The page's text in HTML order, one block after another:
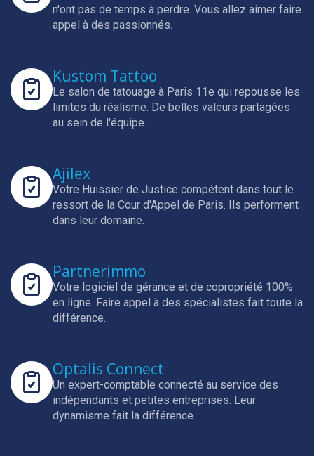
n'ont pas de temps à perdre. Vous allez aimer faire
appel à des passionnés.
Kustom Tattoo
Le salon de tatouage à Paris 11e qui repousse les
limites du réalisme. De belles valeurs partagées
au sein de l'équipe.
Ajilex
Votre Huissier de Justice compétent dans tout le
ressort de la Cour d'Appel de Paris. Ils performent
dans leur domaine.
Partnerimmo
Votre logiciel de gérance et de copropriété 100%
en ligne. Faire appel à des spécialistes fait toute la
différence.
Optalis Connect
Un expert-comptable connecté au service des
indépendants et petites entreprises. Leur
dynamisme fait la différence.